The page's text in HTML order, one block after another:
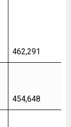
462,291
454,648